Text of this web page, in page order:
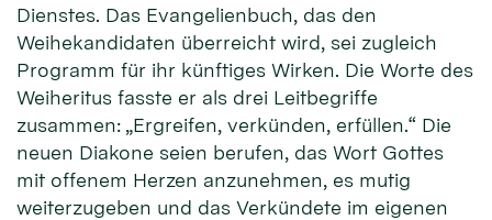
Dienstes. Das Evangelienbuch, das den
Weihekandidaten überreicht wird, sei zugleich
Programm für ihr künftiges Wirken. Die Worte des
Weiheritus fasste er als drei Leitbegriffe
zusammen: „Ergreifen, verkünden, erfüllen.“ Die
neuen Diakone seien berufen, das Wort Gottes
mit offenem Herzen anzunehmen, es mutig
weiterzugeben und das Verkündete im eigenen